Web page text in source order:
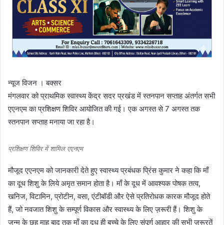
न्यूज विजन । बक्सर
मंगलवार को प्राथमिक स्वास्थ्य केंद्र सदर प्रखंड में स्तनपान सप्ताह अंतर्गत सभी
एएनएम का प्रशिक्षण शिविर आयोजित की गई। एक अगस्त से 7 अगस्त तक
स्तनपान सप्ताह मनाया जा रहा है।
प्रशिक्षण शिविर में शामिल एएनएम
मौजूद एएनएम को जानकारी देते हुए स्वास्थ्य प्रबंधक प्रिंस कुमार ने कहा कि माँ
का दूध शिशु के लिये अमृत समान होता है। माँ के दूध में आवश्यक पोषक तत्व,
खनिज, विटामिन, प्रोटीन, वसा, एंटीबॉडी और ऐसे प्रतिरोधक कारक मौजूद होते
हैं, जो नवजात शिशु के सम्पूर्ण विकास और स्वास्थ्य के लिए ज़रूरी हैं। शिशु के
जन्म के छह माह बाद तक माँ का दूध ही बच्चे के लिए संपूर्ण आहार की सभी ज़रूरतें